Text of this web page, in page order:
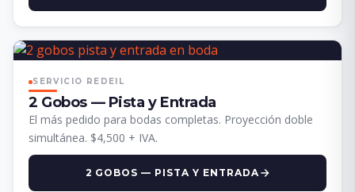
SERVICIO REDEIL
2 Gobos — Pista y Entrada
El más pedido para bodas completas. Proyección doble
simultánea. $4,500 + IVA.
2 GOBOS — PISTA Y ENTRADA